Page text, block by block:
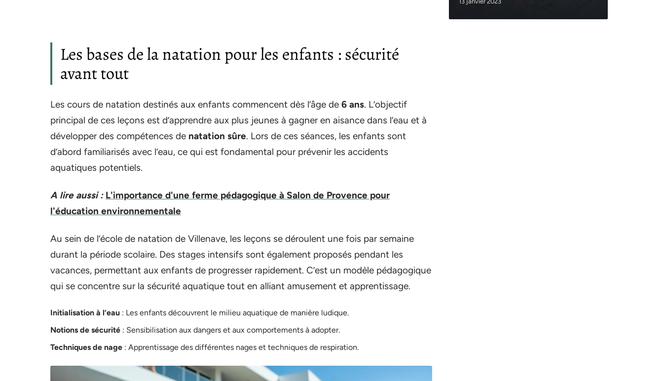
Les bases de la natation pour les enfants : sécurité
avant tout
Les cours de natation destinés aux enfants commencent dès l’âge de 6 ans. L’objectif
principal de ces leçons est d’apprendre aux plus jeunes à gagner en aisance dans l’eau et à
développer des compétences de natation sûre. Lors de ces séances, les enfants sont
d’abord familiarisés avec l’eau, ce qui est fondamental pour prévenir les accidents
aquatiques potentiels.
A lire aussi : L'importance d'une ferme pédagogique à Salon de Provence pour
l'éducation environnementale
Au sein de l’école de natation de Villenave, les leçons se déroulent une fois par semaine
durant la période scolaire. Des stages intensifs sont également proposés pendant les
vacances, permettant aux enfants de progresser rapidement. C’est un modèle pédagogique
qui se concentre sur la sécurité aquatique tout en alliant amusement et apprentissage.
Initialisation à l’eau : Les enfants découvrent le milieu aquatique de manière ludique.
Notions de sécurité : Sensibilisation aux dangers et aux comportements à adopter.
Techniques de nage : Apprentissage des différentes nages et techniques de respiration.